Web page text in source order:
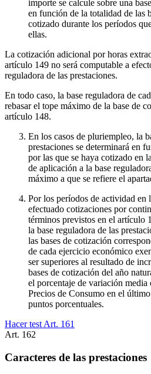
importe se calcule sobre una
en función de la totalidad de las
cotizado durante los períodos
ellas.
La cotización adicional por horas
artículo 149 no será computable a
reguladora de las prestaciones.
En todo caso, la base reguladora de
rebasar el tope máximo de la base de
artículo 148.
En los casos de pluriempleo, la
prestaciones se determinará en
por las que se haya cotizado en
de aplicación a la base
máximo a que se refiere el
Por los períodos de actividad en
efectuado cotizaciones por
términos previstos en el artículo
la base reguladora de las
las bases de cotización
de cada ejercicio económico
ser superiores al resultado de
bases de cotización del año
el porcentaje de variación
Precios de Consumo en el
puntos porcentuales.
Hacer test Art. 161
Art. 162
Caracteres de las prestaciones